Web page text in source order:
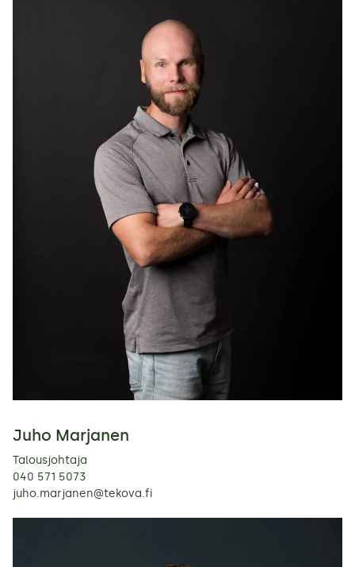
Juho Marjanen
Talousjohtaja
040 571 5073
juho.marjanen@tekova.fi